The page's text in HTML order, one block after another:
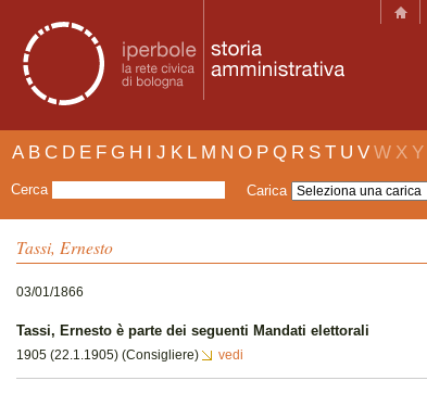
A B C D E F G H I J K L M N O P Q R S T U V W X Y
Cerca Carica
Tassi, Ernesto
03/01/1866
Tassi, Ernesto è parte dei seguenti Mandati elettorali
1905 (22.1.1905) (Consigliere) vedi